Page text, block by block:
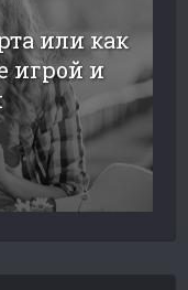
или как
игрой и